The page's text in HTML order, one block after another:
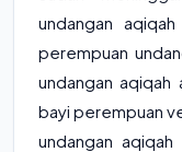
undangan
perempuan
undangan
bayi perempuan
undangan